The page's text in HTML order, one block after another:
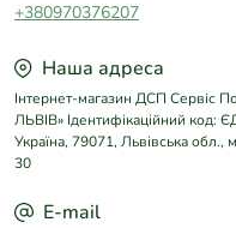
+380970376207
Наша адреса
Інтернет-магазин ДСП Сервіс
ЛЬВІВ» Ідентифікаційний
Україна, 79071, Львівська обл.,
30
E-mail